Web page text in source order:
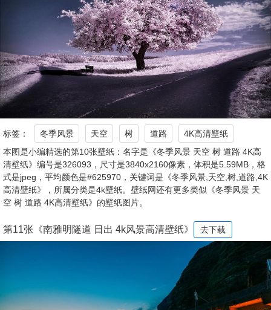
标签： 冬季风景 天空 树 道路
4K高清壁纸
本图是小编精选的第10张壁纸：名字是《冬季风景 天空 树 道路 4K高
清壁纸》编号是326093，尺寸是3840x2160像素，体积是5.59MB，格
式是jpeg，平均颜色是#625970，关键词是《冬季风景,天空,树,道路,4K
高清壁纸》，所属分类是4k壁纸。壁纸网还有更多类似《冬季风景 天
空 树 道路 4K高清壁纸》的壁纸图片。
第11张《南雅明隧道 日出 4k风景高清壁纸》 去下载